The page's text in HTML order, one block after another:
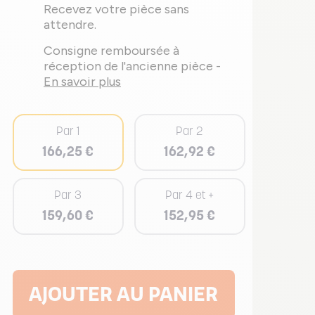
Recevez votre pièce sans
attendre.
Consigne remboursée à
réception de l'ancienne pièce -
En savoir plus
Par 1
166,25 €
Par 2
162,92 €
Par 3
159,60 €
Par 4 et +
152,95 €
AJOUTER AU PANIER